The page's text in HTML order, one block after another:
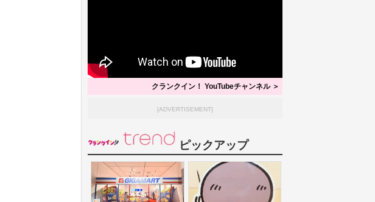
クランクイン！ YouTubeチャンネル ＞
[ADVERTISEMENT]
ピックアップ